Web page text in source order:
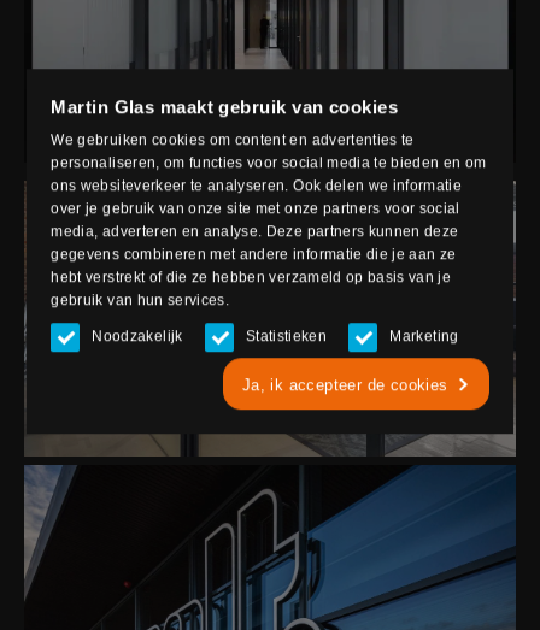
Martin Glas maakt gebruik van cookies
We gebruiken cookies om content en advertenties te
personaliseren, om functies voor social media te bieden en om
ons websiteverkeer te analyseren. Ook delen we informatie
over je gebruik van onze site met onze partners voor social
media, adverteren en analyse. Deze partners kunnen deze
gegevens combineren met andere informatie die je aan ze
hebt verstrekt of die ze hebben verzameld op basis van je
gebruik van hun services.
Noodzakelijk Statistieken Marketing
Ja, ik accepteer de cookies
VDL ETG PRECISOIN
BEKIJK DIT PROJECT
BEKIJK DIT PROJECT